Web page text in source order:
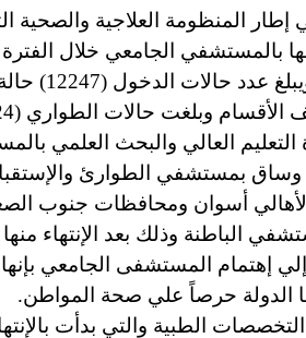
المنظومة العلاجية والصحية
الأقسام
التعليم العالي والبحث العلمي
وساق بمستشفي الطوارئ
لأهالي أسوان ومحافظات جنوب
إهتمام المستشفى الجامعي
الدولة حرصاً علي صحة المواطن.
التخصصات الطبية والتي بدأت